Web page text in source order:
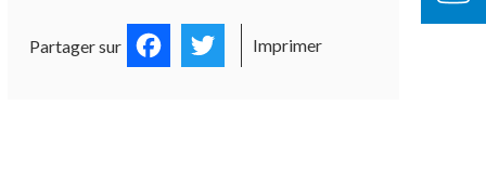
Partager sur FacebookTwitter
Imprimer